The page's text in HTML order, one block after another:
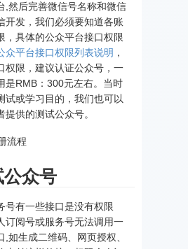
,然后完善微信号名称和微信
开发，我们必须要知道各账
，具体的公众平台接口权限
众平台接口权限列表说明 ，
权限，建议认证公众号，一
是RMB：300元左右。当时
试或学习目的，我们也可以
供的测试公众号。
众号
号有一些接口是没有权限
订阅号或服务号无法调用一
,如生成二维码、网页授权、